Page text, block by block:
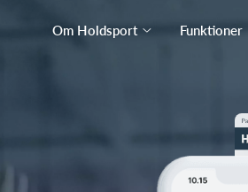
Om Holdsport Funktioner